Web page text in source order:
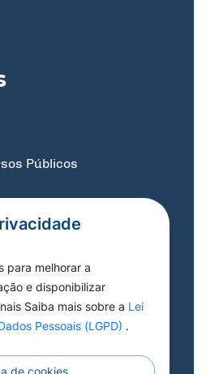
Públicos
Portarias
para melhorar a
e disponibilizar
Saiba mais sobre a Lei
Pessoais (LGPD) .
de cookies